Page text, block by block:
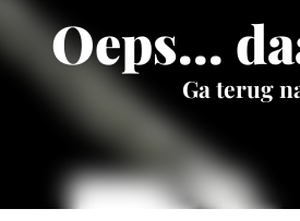
Oeps...
Ga terug